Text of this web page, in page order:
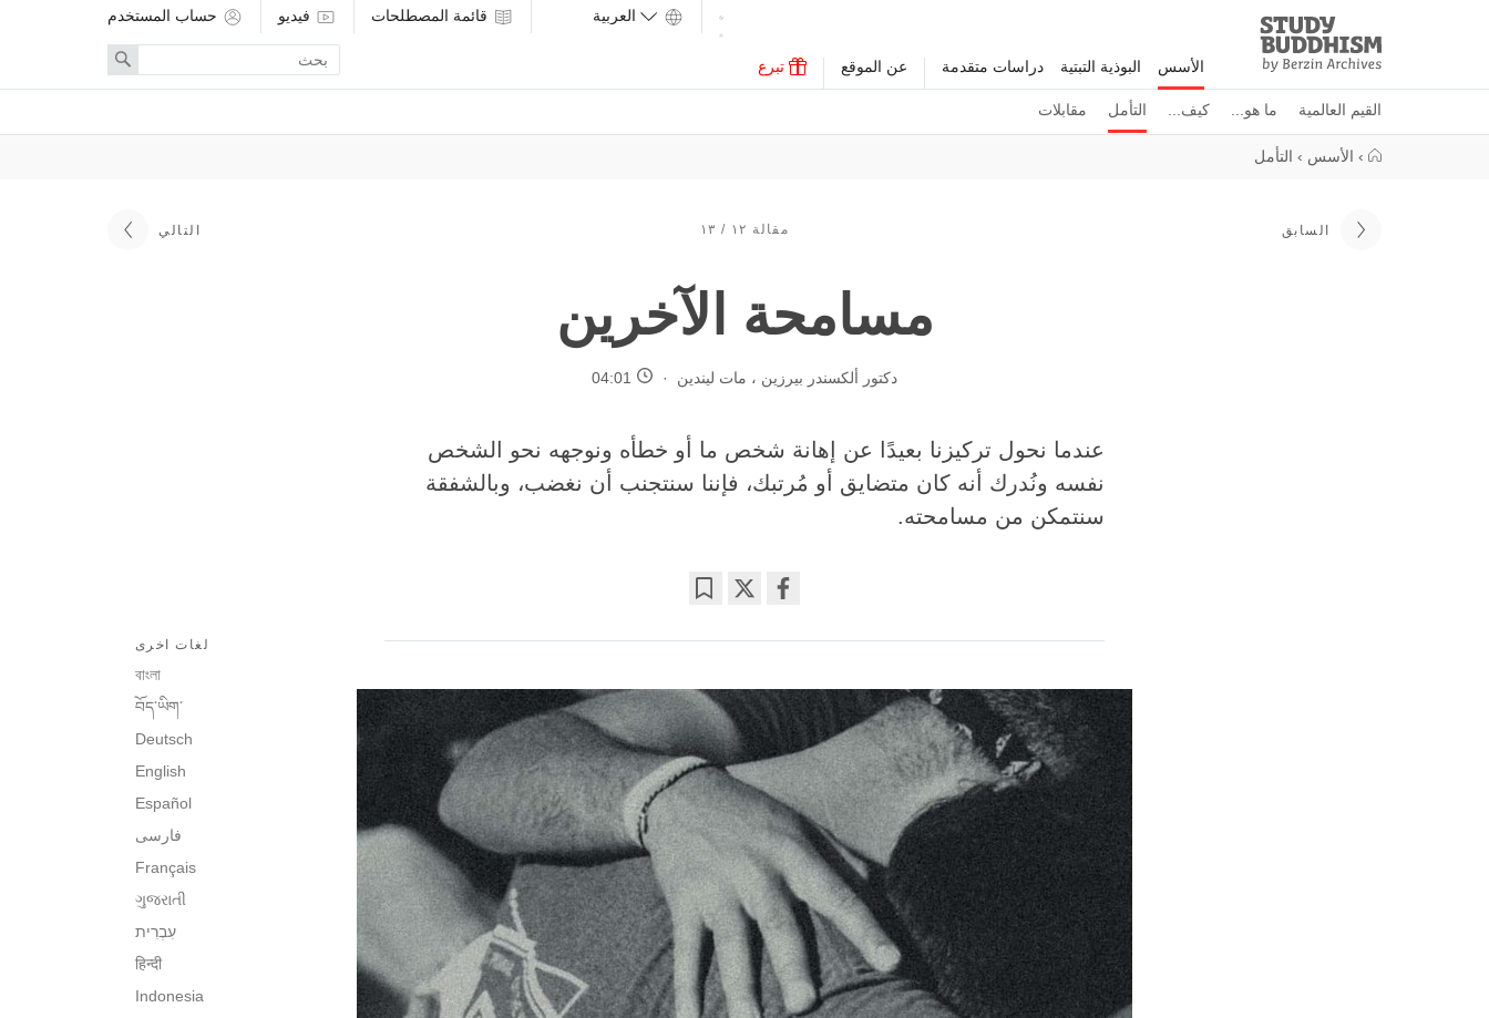
Study
Buddhism
Home
الأسس
القيم العالمية ما هو... كيف... التأمل مقابلات
البوذية التبتية دراسات متقدمة عن الموقع تبرع
قائمة المصطلحات فيديو حساب المستخدم
search
term
Search
› الأسس › التأمل
السابق مقالة ١٢ / ١٣ التالي
مسامحة الآخرين
دكتور ألكسندر بيرزين ، مات ليندين 04:01
عندما نحول تركيزنا بعيدًا عن إهانة شخص ما أو خطأه ونوجهه نحو الشخص
نفسه ونُدرك أنه كان متضايق أو مُرتبك، فإننا سنتجنب أن نغضب، وبالشفقة
سنتمكن من مسامحته.
on
لغات اخرى
বাংলা
བོད་ཡིག་
Deutsch
English
Español
فارسی
Français
ગુજરાતી
עִבְרִית‎
हिन्दी
Indonesia